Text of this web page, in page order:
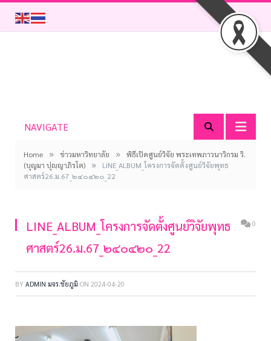
NAVIGATE
Home » ข่าวมหาวิทยาลัย »
พิธีเปิดศูนย์วิจัย พระเทพภาวนาวิกรม วิ.
(บุญมา ปุญฺญาภิรโต)
»
LINE_ALBUM_โครงการจัดตั้งศูนย์วิจัยพุทธ
ศาสตร์26.ม.67_๒๔๐๔๒๐_22
LINE_ALBUM_โครงการจัดตั้งศูนย์วิจัยพุทธ
ศาสตร์26.ม.67_๒๔๐๔๒๐_22
0
BY ADMIN มจร.ชัยภูมิ ON 2024-04-20